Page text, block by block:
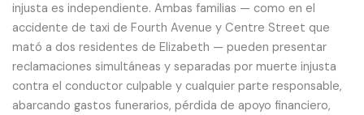
injusta es independiente. Ambas familias — como en el
accidente de taxi de Fourth Avenue y Centre Street que
mató a dos residentes de Elizabeth — pueden presentar
reclamaciones simultáneas y separadas por muerte injusta
contra el conductor culpable y cualquier parte responsable,
abarcando gastos funerarios, pérdida de apoyo financiero,